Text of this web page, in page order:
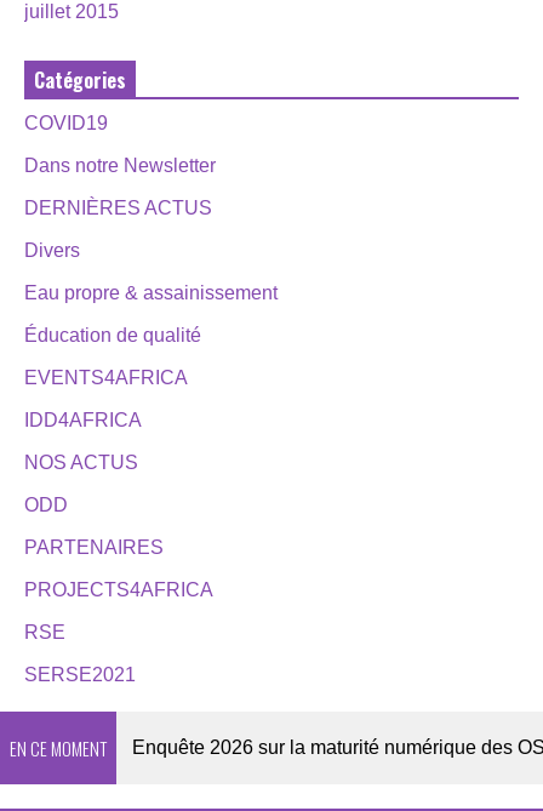
juillet 2015
Catégories
COVID19
Dans notre Newsletter
DERNIÈRES ACTUS
Divers
Eau propre & assainissement
Éducation de qualité
EVENTS4AFRICA
IDD4AFRICA
NOS ACTUS
ODD
PARTENAIRES
PROJECTS4AFRICA
RSE
SERSE2021
EN CE MOMENTEnquête 2026 sur la maturité numérique des OSC